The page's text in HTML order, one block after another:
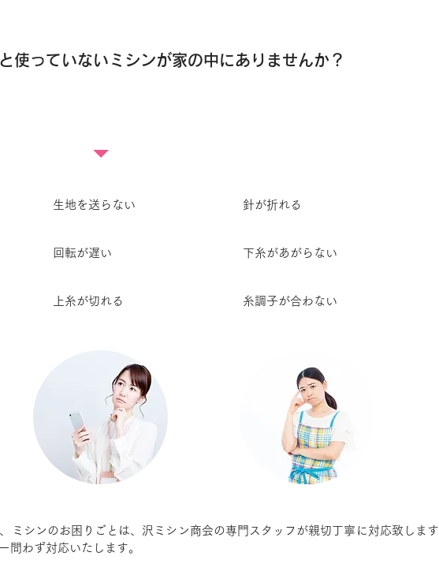
使っていないミシンが家の中にありませんか？
生地を送らない
回転が遅い
上糸が切れる
針が折れる
下糸があがらない
糸調子が合わない
ミシンのお困りごとは、沢ミシン商会の専門スタッフが親切丁寧に対応致します
問わず対応いたします。